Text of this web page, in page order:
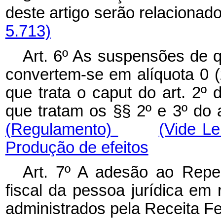
deste artigo serão
5.713)
Art. 6º As suspensões de
convertem-se em alíquota 0
que trata o caput do art. 2º
que tratam os §§ 2º e 3º do
(Regulamento)
(Vide
Produção de efeitos
Art. 7º A adesão ao
fiscal da pessoa jurídica em
administrados pela Receita